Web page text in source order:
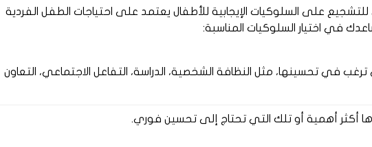
على السلوكيات الإيجابية للأطفال يعتمد على احتياجات الطفل الفردية
في اختيار السلوكيات المناسبة:
ترغب في تحسينها، مثل النظافة الشخصية، الدراسة، التفاعل الاجتماعي، التعاون
أكثر أهمية أو تلك التي تحتاج إلى تحسين فوري.